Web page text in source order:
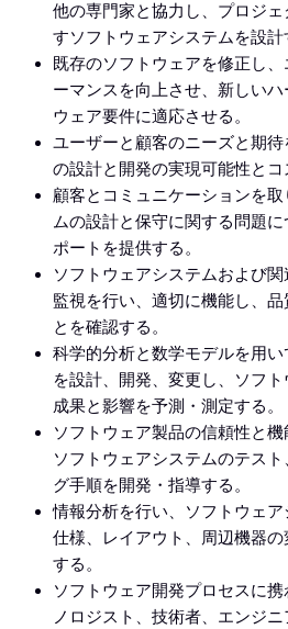
他の専門家と協力し、プロジ
すソフトウェアシステムを設計
既存のソフトウェアを修正し
ーマンスを向上させ、新しい
ウェア要件に適応させる。
ユーザーと顧客のニーズと期
の設計と開発の実現可能性とコ
顧客とコミュニケーションを
ムの設計と保守に関する問題
ポートを提供する。
ソフトウェアシステムおよび
監視を行い、適切に機能し、
とを確認する。
科学的分析と数学モデルを用
を設計、開発、変更し、ソフ
成果と影響を予測・測定する。
ソフトウェア製品の信頼性と機
ソフトウェアシステムのテス
グ手順を開発・指導する。
情報分析を行い、ソフトウェ
仕様、レイアウト、周辺機器
する。
ソフトウェア開発プロセスに
ノロジスト、技術者、エンジ